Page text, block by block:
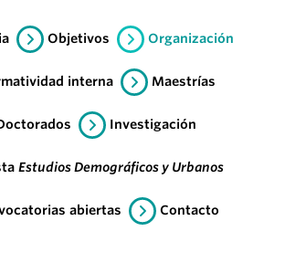
Objetivos Organización
interna Maestrías
Investigación
Estudios Demográficos y Urbanos
abiertas Contacto